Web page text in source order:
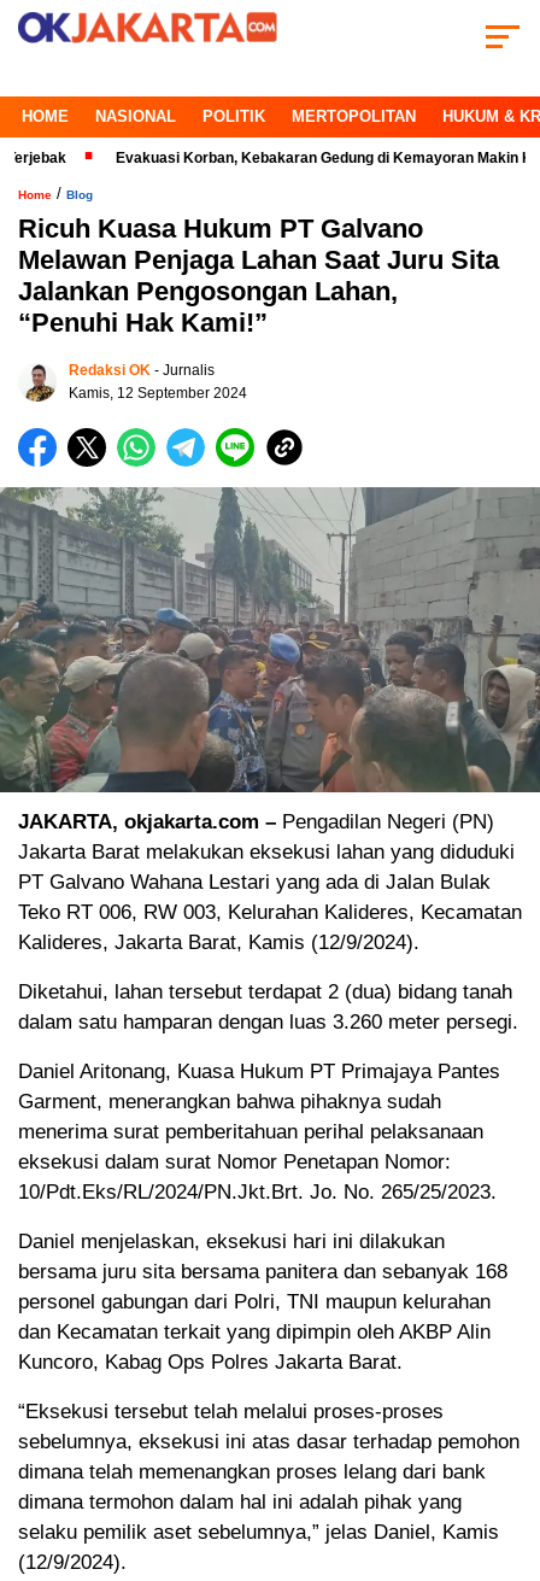
HOME NASIONAL POLITIK MERTOPOLITAN HUKUM &
Evakuasi Korban, Kebakaran Gedung di Kemayoran Makin Kritis
Home / Blog
Ricuh Kuasa Hukum PT Galvano
Melawan Penjaga Lahan Saat Juru Sita
Jalankan Pengosongan Lahan,
“Penuhi Hak Kami!”
Redaksi OK - Jurnalis
Kamis, 12 September 2024
JAKARTA, okjakarta.com – Pengadilan Negeri (PN)
Jakarta Barat melakukan eksekusi lahan yang diduduki
PT Galvano Wahana Lestari yang ada di Jalan Bulak
Teko RT 006, RW 003, Kelurahan Kalideres, Kecamatan
Kalideres, Jakarta Barat, Kamis (12/9/2024).
Diketahui, lahan tersebut terdapat 2 (dua) bidang tanah
dalam satu hamparan dengan luas 3.260 meter persegi.
Daniel Aritonang, Kuasa Hukum PT Primajaya Pantes
Garment, menerangkan bahwa pihaknya sudah
menerima surat pemberitahuan perihal pelaksanaan
eksekusi dalam surat Nomor Penetapan Nomor:
10/Pdt.Eks/RL/2024/PN.Jkt.Brt. Jo. No. 265/25/2023.
Daniel menjelaskan, eksekusi hari ini dilakukan
bersama juru sita bersama panitera dan sebanyak 168
personel gabungan dari Polri, TNI maupun kelurahan
dan Kecamatan terkait yang dipimpin oleh AKBP Alin
Kuncoro, Kabag Ops Polres Jakarta Barat.
“Eksekusi tersebut telah melalui proses-proses
sebelumnya, eksekusi ini atas dasar terhadap pemohon
dimana telah memenangkan proses lelang dari bank
dimana termohon dalam hal ini adalah pihak yang
selaku pemilik aset sebelumnya,” jelas Daniel, Kamis
(12/9/2024).